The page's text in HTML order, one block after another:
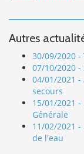
Autres
30/09/2020 -
07/10/2020
04/01/2021
secours
15/01/2021
Générale
11/02/2021
de l'eau